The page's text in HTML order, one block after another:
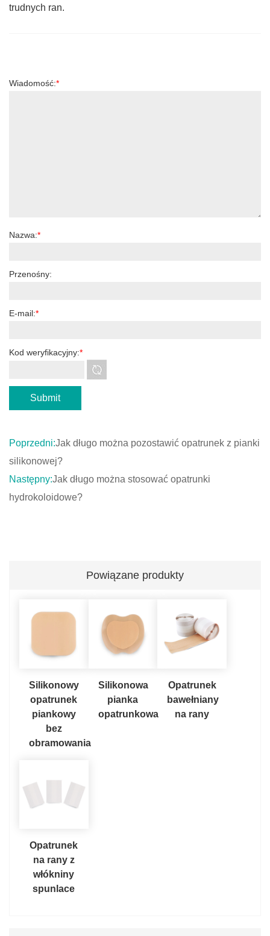
trudnych ran.
Wiadomość:*
Nazwa:*
Przenośny:
E-mail:*
Kod weryfikacyjny:*
Poprzedni:Jak długo można pozostawić opatrunek z pianki
silikonowej?
Następny:Jak długo można stosować opatrunki
hydrokoloidowe?
Powiązane produkty
Silikonowy
opatrunek
piankowy
bez
obramowania
Silikonowa
pianka
opatrunkowa
Opatrunek
bawełniany
na rany
Opatrunek
na rany z
włókniny
spunlace